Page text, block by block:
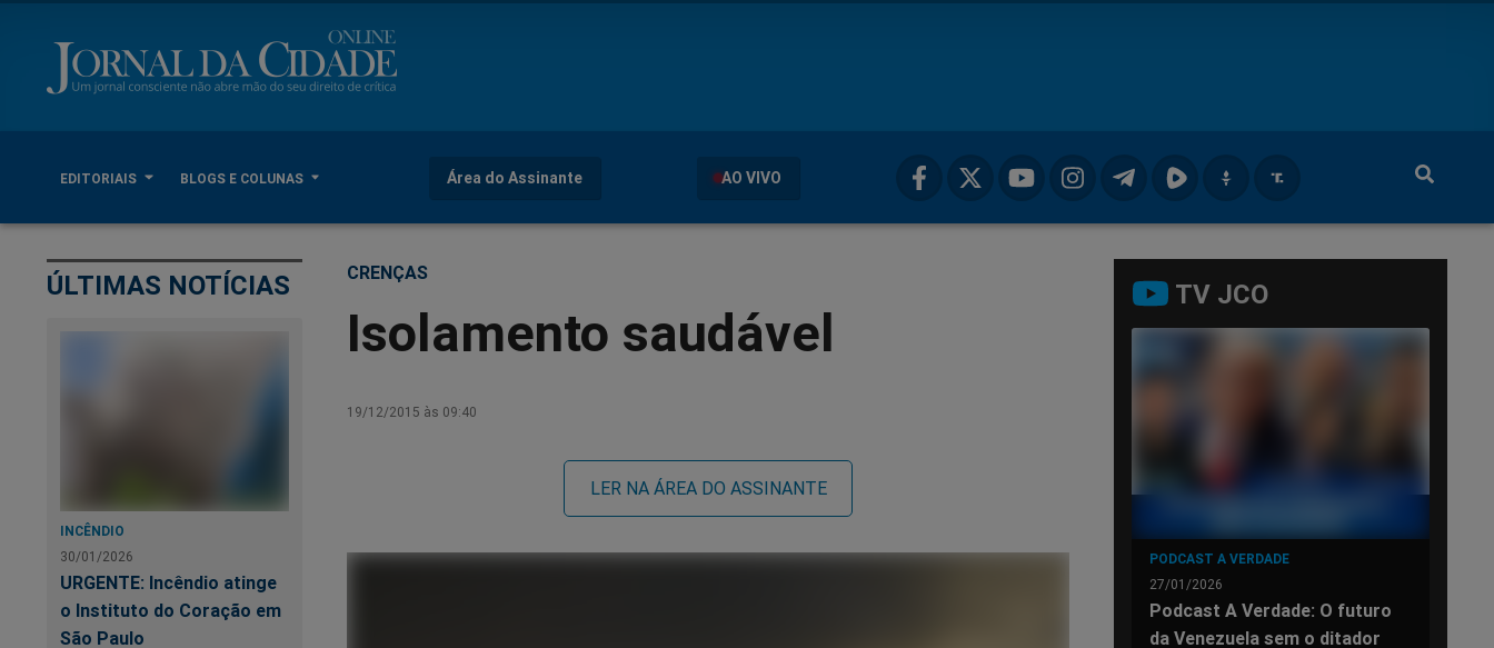
EDITORIAIS BLOGS E COLUNAS Área do Assinante AO VIVO
ÚLTIMAS NOTÍCIAS
INCÊNDIO
30/01/2026
URGENTE: Incêndio atinge
o Instituto do Coração em
São Paulo
CRENÇAS
Isolamento saudável
19/12/2015 às 09:40
LER NA ÁREA DO ASSINANTE
TV JCO
PODCAST A VERDADE
27/01/2026
Podcast A Verdade: O futuro
da Venezuela sem o ditador